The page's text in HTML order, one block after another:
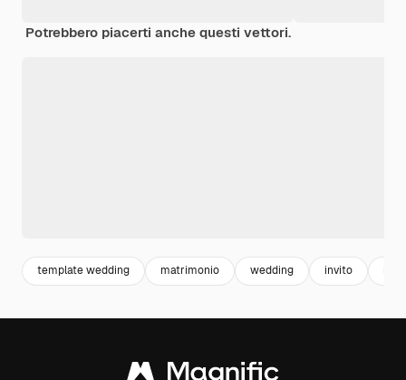
Potrebbero piacerti anche questi vettori.
template wedding matrimonio wedding invito